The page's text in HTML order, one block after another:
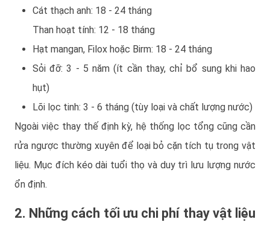
Cát thạch anh: 18 - 24 tháng
Than hoạt tính: 12 - 18 tháng
Hạt mangan, Filox hoặc Birm: 18 - 24 tháng
Sỏi đỡ: 3 - 5 năm (ít cần thay, chỉ bổ sung khi hao
hụt)
Lõi lọc tinh: 3 - 6 tháng (tùy loại và chất lượng nước)
Ngoài việc thay thế định kỳ, hệ thống lọc tổng cũng cần
rửa ngược thường xuyên để loại bỏ cặn tích tụ trong vật
liệu. Mục đích kéo dài tuổi thọ và duy trì lưu lượng nước
ổn định.
2. Những cách tối ưu chi phí thay vật liệu